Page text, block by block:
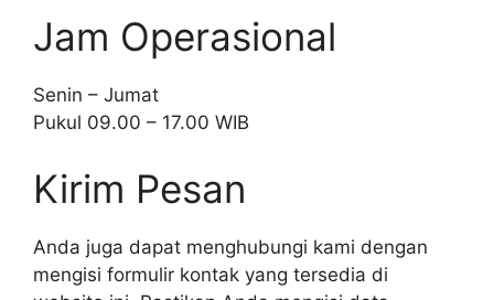
Jam Operasional
Senin – Jumat
Pukul 09.00 – 17.00 WIB
Kirim Pesan
Anda juga dapat menghubungi kami dengan
mengisi formulir kontak yang tersedia di